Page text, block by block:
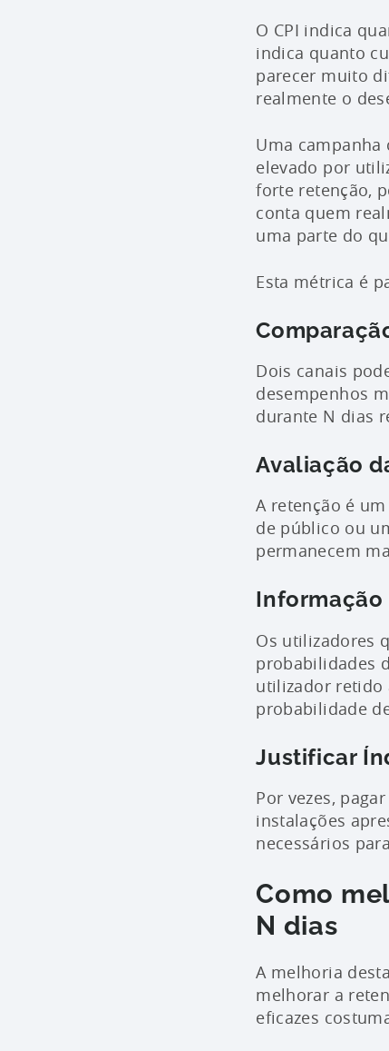
O CPI indica
indica quanto
parecer muito
realmente o
Uma campanha
elevado por
forte retenção,
conta quem
uma parte do
Esta métrica é
Dois canais
desempenhos
durante N dias
Avaliação
A retenção é
de público ou
permanecem
Informação
Os utilizadores
probabilidades
utilizador retido
probabilidade
Justificar
Por vezes,
instalações
necessários
Como
N dias
A melhoria
melhorar a
eficazes